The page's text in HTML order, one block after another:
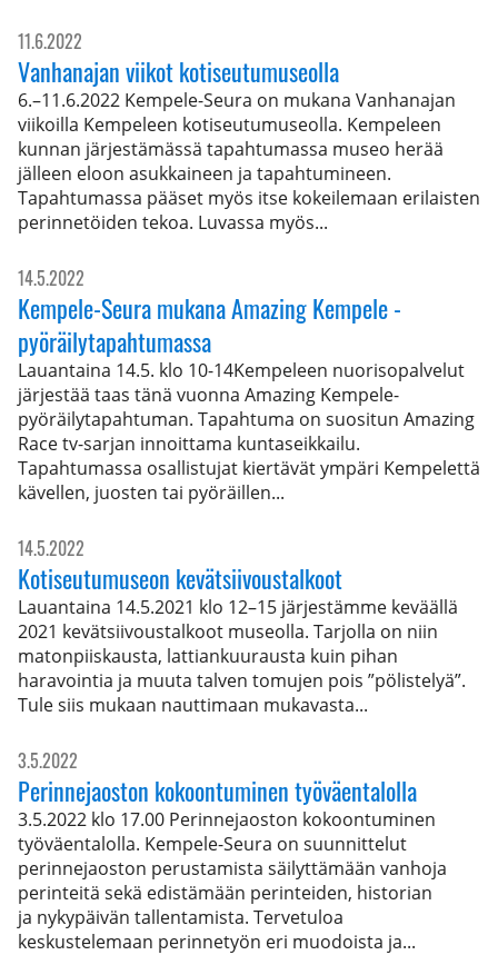
11.6.2022
Vanhanajan viikot kotiseutumuseolla
6.–11.6.2022 Kempele-Seura on mukana Vanhanajan
viikoilla Kempeleen kotiseutumuseolla. Kempeleen
kunnan järjestämässä tapahtumassa museo herää
jälleen eloon asukkaineen ja tapahtumineen.
Tapahtumassa pääset myös itse kokeilemaan erilaisten
perinnetöiden tekoa. Luvassa myös...
14.5.2022
Kempele-Seura mukana Amazing Kempele -
pyöräilytapahtumassa
Lauantaina 14.5. klo 10-14Kempeleen nuorisopalvelut
järjestää taas tänä vuonna Amazing Kempele-
pyöräilytapahtuman. Tapahtuma on suositun Amazing
Race tv-sarjan innoittama kuntaseikkailu.
Tapahtumassa osallistujat kiertävät ympäri Kempelettä
kävellen, juosten tai pyöräillen...
14.5.2022
Kotiseutumuseon kevätsiivoustalkoot
Lauantaina 14.5.2021 klo 12–15 järjestämme keväällä
2021 kevätsiivoustalkoot museolla. Tarjolla on niin
matonpiiskausta, lattiankuurausta kuin pihan
haravointia ja muuta talven tomujen pois ”pölistelyä”.
Tule siis mukaan nauttimaan mukavasta...
3.5.2022
Perinnejaoston kokoontuminen työväentalolla
3.5.2022 klo 17.00 Perinnejaoston kokoontuminen
työväentalolla. Kempele-Seura on suunnittelut
perinnejaoston perustamista säilyttämään vanhoja
perinteitä sekä edistämään perinteiden, historian
ja nykypäivän tallentamista. Tervetuloa
keskustelemaan perinnetyön eri muodoista ja...